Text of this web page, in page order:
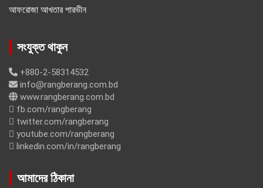
আফরোজা আখতার পারভীন
সংযুক্ত থাকুন
+880-2-58314532
info@rangberang.com.bd
www.rangberang.com.bd
fb.com/rangberang
twitter.com/rangberang
youtube.com/rangberang
linkedin.com/in/rangberang
আমাদের ঠিকানা